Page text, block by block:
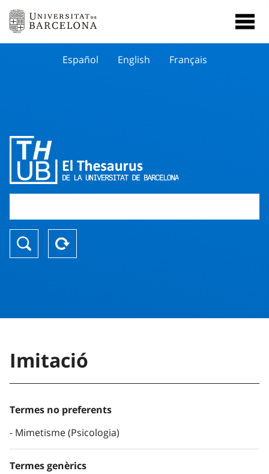
Español English Français
Imitació
Termes no preferents
Mimetisme (Psicologia)
Termes genèrics